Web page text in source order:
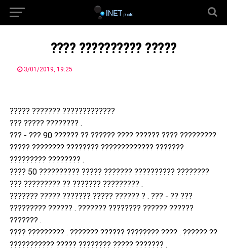
???? ?????????? ?????
3/01/2019, 19:25
????? ??????? ?????????????
??? ????? ???????? .
??? - ??? 90 ?????? ?? ?????? ???? ?????? ???? ?????????
????? ???????? ???????? ????????????? ???????
????????? ???????? .
???? 50 ?????????? ????? ??????? ?????????? ????????
??? ????????? ?? ??????? ????????? .
??????? ????? ??????? ????? ?????? ? . ??? - ?? ???
????????? ?????? . ??????? ???????? ?????? ??????
??????? .
???? ????????? . ??????? ?????? ???????? ???? . ?????? ??
??????????? ????? ???????? ????? ??????? .